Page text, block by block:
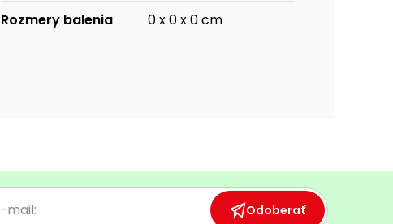
Rozmery balenia 0 x 0 x 0 cm
Odoberať